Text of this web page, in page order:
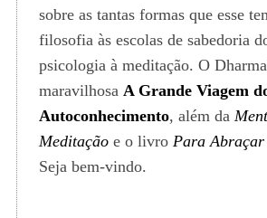
sobre as tantas formas que esse
filosofia às escolas de sabedoria
psicologia à meditação. O
maravilhosa A Grande Viagem
Autoconhecimento, além da
Meditaçãoe o livro Para
Seja bem-vindo.